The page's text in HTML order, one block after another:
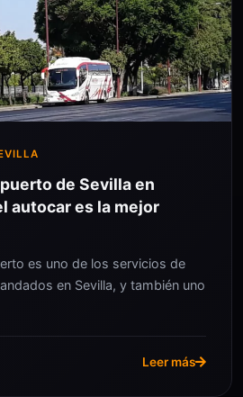
de Sevilla en
autocar es la mejor
es uno de los servicios de
en Sevilla, y también uno
Leer más